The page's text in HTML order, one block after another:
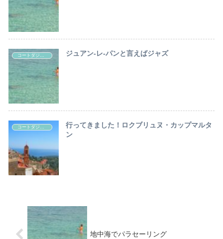
ジュアン-レ-パンと言えばジャズ
コートダジュール観光情報
行ってきました！ロクブリュヌ・カップマルタ
ン
地中海でパラセーリング